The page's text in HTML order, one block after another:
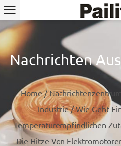
Nachrichten
Home/Nachrichtenzentrum
Industrie/Wie Geht
Temperaturempfindlichen
Die Hitze Von